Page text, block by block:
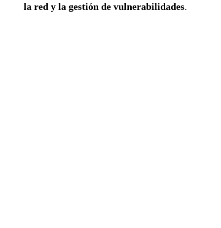
la red y la gestión de vulnerabilidades.